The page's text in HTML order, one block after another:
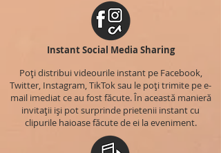
Instant Social Media Sharing
Poți distribui videourile instant pe Facebook,
Twitter, Instagram, TikTok sau le poți trimite pe e-
mail imediat ce au fost făcute. În această manieră
invitații iși pot surprinde prietenii instant cu
clipurile haioase făcute de ei la eveniment.